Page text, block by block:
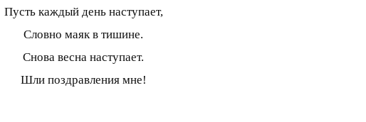
Пусть каждый день наступает,
Словно маяк в тишине.
Снова весна наступает.
Шли поздравления мне!